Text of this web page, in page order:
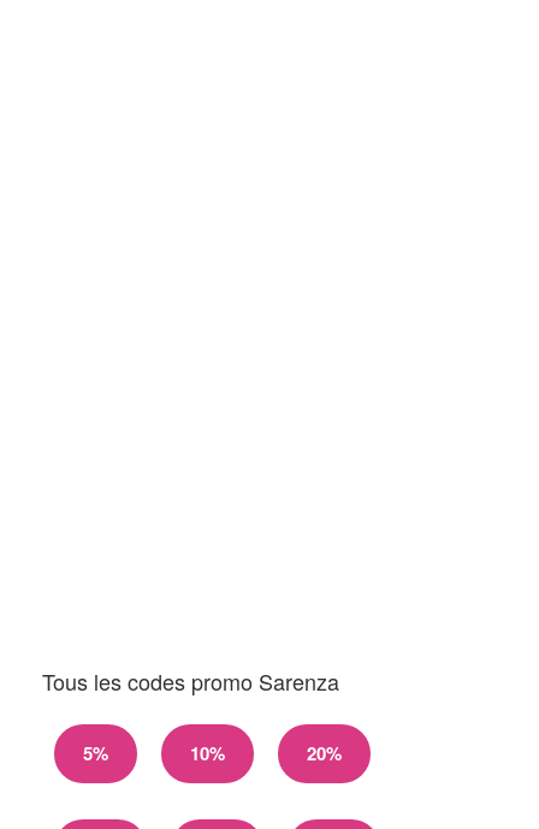
Tous les codes promo Sarenza
5% 10% 20%